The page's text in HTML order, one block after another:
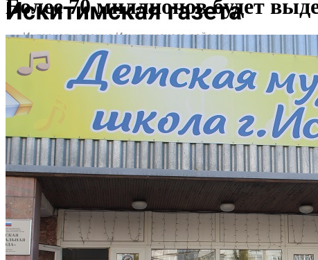
Более 70 миллионов будет